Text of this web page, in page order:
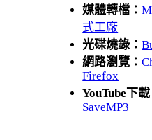
媒體轉檔：
式工廠
光碟燒錄：
網路瀏覽：
Firefox
YouTube下
SaveMP3